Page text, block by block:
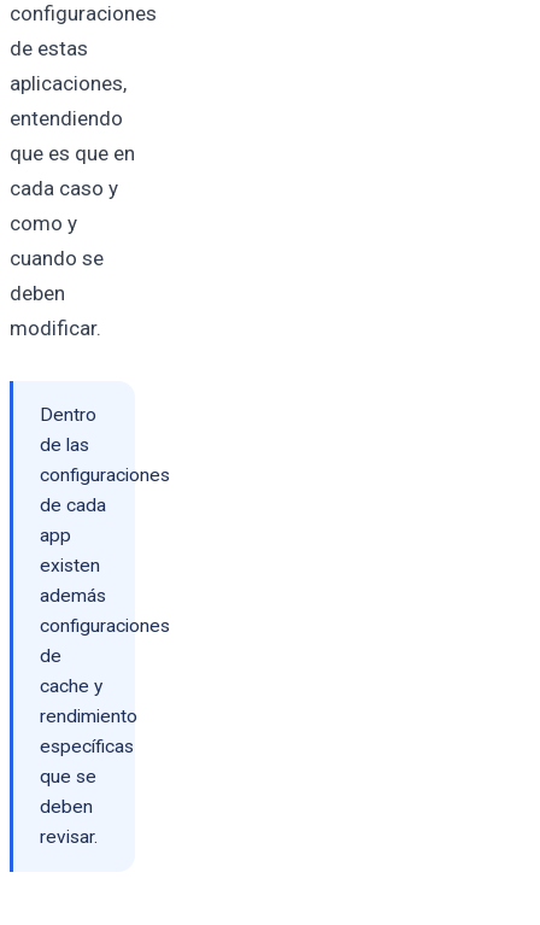
configuraciones
de estas
aplicaciones,
entendiendo
que es que en
cada caso y
como y
cuando se
deben
modificar.
Dentro
de las
configuraciones
de cada
app
existen
además
configuraciones
de
cache y
rendimiento
específicas
que se
deben
revisar.